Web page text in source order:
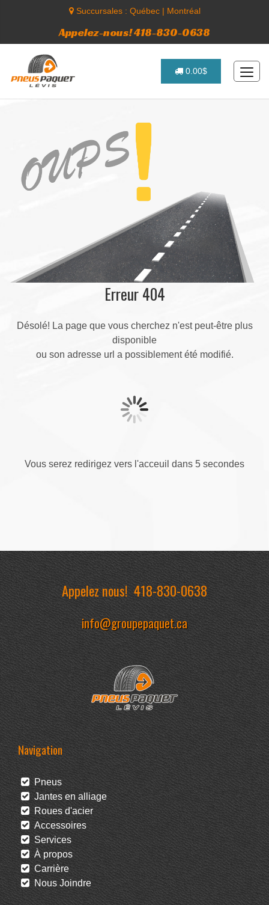
Succursales : Québec| Montréal
Appelez-nous! 418-830-0638
0.00$
Erreur 404
Désolé! La page que vous cherchez n'est peut-être plus
disponible
ou son adresse url a possiblement été modifié.
Vous serez redirigez vers l'acceuil dans 5 secondes
Appelez nous!418-830-0638
info@groupepaquet.ca
Navigation
Pneus
Jantes en alliage
Roues d'acier
Accessoires
Services
À propos
Carrière
Nous Joindre